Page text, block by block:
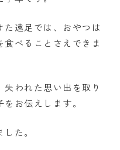
園
等学校
た遠足では、おやつは
べることさえできま
われた思い出を取り
お伝えします。
た。